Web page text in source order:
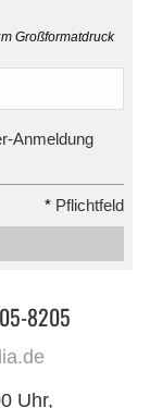
Großformatdruck
Anmeldung
* Pflichtfeld
8205
Uhr,